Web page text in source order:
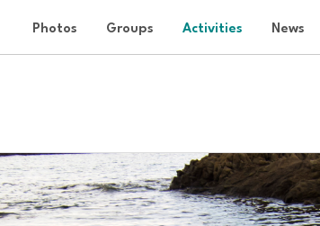
Photos Groups Activities News